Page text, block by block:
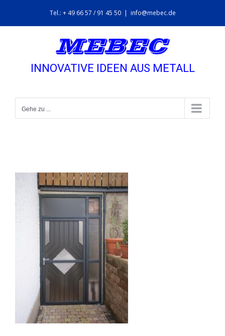
Tel.: + 49 66 57 / 91 45 50 | info@mebec.de
INNOVATIVE IDEEN AUS METALL
Gehe zu ...